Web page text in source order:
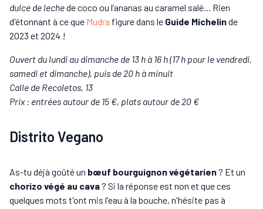
dulce de lechede coco ou l’ananas au caramel salé... Rien
d'étonnant à ce que Mudra figure dans le Guide Michelinde
2023 et 2024 !
Ouvert du lundi au dimanche de 13 h à 16 h (17 h pour le vendredi,
samedi et dimanche), puis de 20 h à minuit
Calle de Recoletos, 13
Prix : entrées autour de 15 €, plats autour de 20 €
Distrito Vegano
As-tu déjà goûté un bœuf bourguignon végétarien? Et un
chorizo végé au cava? Si la réponse est non et que ces
quelques mots t'ont mis l'eau à la bouche, n'hésite pas à